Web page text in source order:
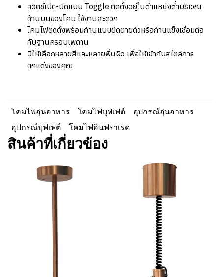
สวิตช์เปิด-ปิดแบบ Toggle ติดตั้งอยู่ในตำแหน่งต่ำบริเวณ
ด้านบนของโคม ใช้งานสะดวก
โคมไฟติดตั้งพร้อมก้านแบบยึดตายตัวหรือก้านแข็งเชื่อมต่อ
กับฐานครอบเพดาน
มีให้เลือกหลายสีและหลายพื้นผิว เพื่อให้เข้ากับสไตล์การ
ตกแต่งของคุณ
โคมไฟอุ่นอาหาร โคมไฟบุฟเฟต์
อุปกรณ์อุ่นอาหาร
อุปกรณ์บุฟเฟต์
โคมไฟอินฟราเรด
สินค้าที่เกี่ยวข้อง